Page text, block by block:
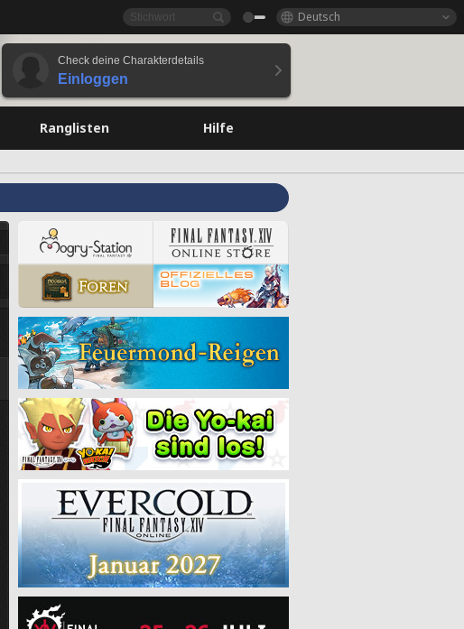
Deutsch
Check deine Charakterdetails
Einloggen
Ranglisten Hilfe